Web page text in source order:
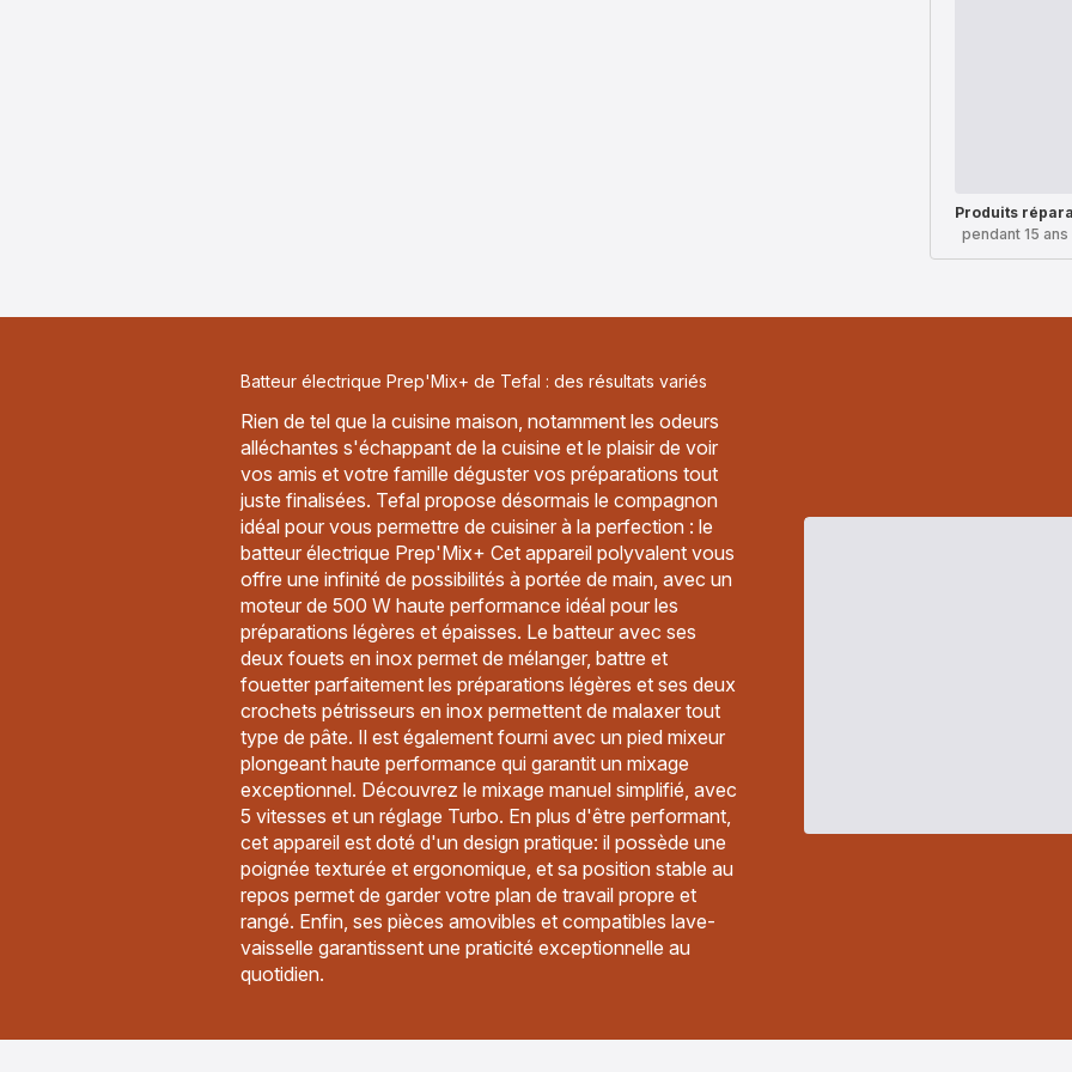
Produits
pendant 15 ans
Batteur électrique Prep'Mix+ de Tefal : des résultats variés
Rien de tel que la cuisine maison, notamment les odeurs
alléchantes s'échappant de la cuisine et le plaisir de voir
vos amis et votre famille déguster vos préparations tout
juste finalisées. Tefal propose désormais le compagnon
idéal pour vous permettre de cuisiner à la perfection : le
batteur électrique Prep'Mix+ Cet appareil polyvalent vous
offre une infinité de possibilités à portée de main, avec un
moteur de 500 W haute performance idéal pour les
préparations légères et épaisses. Le batteur avec ses
deux fouets en inox permet de mélanger, battre et
fouetter parfaitement les préparations légères et ses deux
crochets pétrisseurs en inox permettent de malaxer tout
type de pâte. Il est également fourni avec un pied mixeur
plongeant haute performance qui garantit un mixage
exceptionnel. Découvrez le mixage manuel simplifié, avec
5 vitesses et un réglage Turbo. En plus d'être performant,
cet appareil est doté d'un design pratique: il possède une
poignée texturée et ergonomique, et sa position stable au
repos permet de garder votre plan de travail propre et
rangé. Enfin, ses pièces amovibles et compatibles lave-
vaisselle garantissent une praticité exceptionnelle au
quotidien.